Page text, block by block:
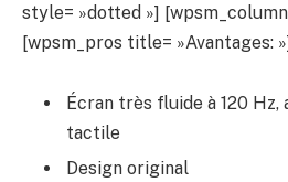
style= »dotted »]
[wpsm_pros title= »Avantages:
Écran très fluide à 120
tactile
Design original